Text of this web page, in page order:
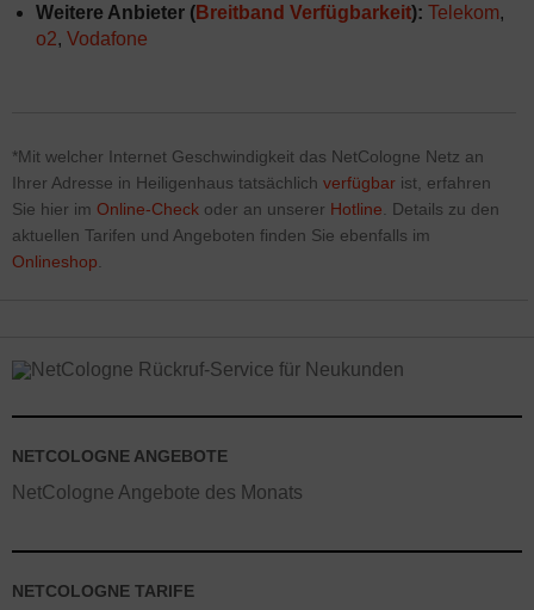
Weitere Anbieter (Breitband Verfügbarkeit): Telekom,
o2, Vodafone
*Mit welcher Internet Geschwindigkeit das NetCologne Netz an
Ihrer Adresse in Heiligenhaus tatsächlich verfügbar ist, erfahren
Sie hier im Online-Check oder an unserer Hotline. Details zu den
aktuellen Tarifen und Angeboten finden Sie ebenfalls im
Onlineshop.
NETCOLOGNE ANGEBOTE
NetCologne Angebote des Monats
NETCOLOGNE TARIFE